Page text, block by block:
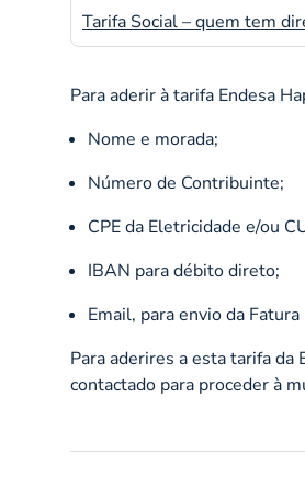
Tarifa Social – quem tem
Para aderir à tarifa Endesa
Nome e morada;
Número de Contribuinte;
CPE da Eletricidade e/ou
IBAN para débito direto;
Email, para envio da
Para aderires a esta tarifa da
contactado para proceder à